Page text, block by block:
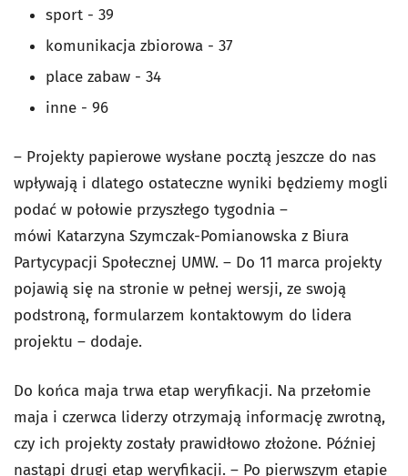
sport - 39
komunikacja zbiorowa - 37
place zabaw - 34
inne - 96
– Projekty papierowe wysłane pocztą jeszcze do nas
wpływają i dlatego ostateczne wyniki będziemy mogli
podać w połowie przyszłego tygodnia –
mówi Katarzyna Szymczak-Pomianowska z Biura
Partycypacji Społecznej UMW. – Do 11 marca projekty
pojawią się na stronie w pełnej wersji, ze swoją
podstroną, formularzem kontaktowym do lidera
projektu – dodaje.
Do końca maja trwa etap weryfikacji. Na przełomie
maja i czerwca liderzy otrzymają informację zwrotną,
czy ich projekty zostały prawidłowo złożone. Później
nastąpi drugi etap weryfikacji. – Po pierwszym etapie